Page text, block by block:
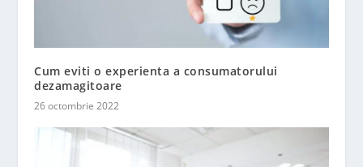
Cum eviti o experienta a consumatorului
dezamagitoare
26 octombrie 2022